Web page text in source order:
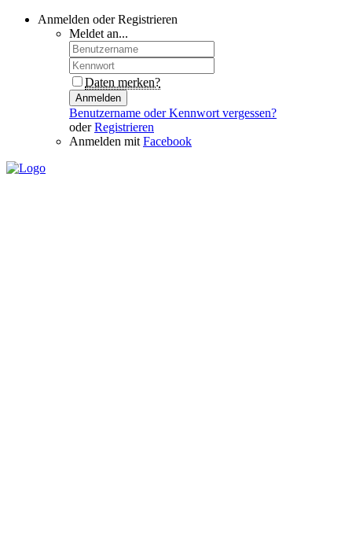
Anmelden oder Registrieren
Meldet an...
Daten merken?
Anmelden
Benutzername oder Kennwort vergessen?
oderRegistrieren
Anmelden mit Facebook